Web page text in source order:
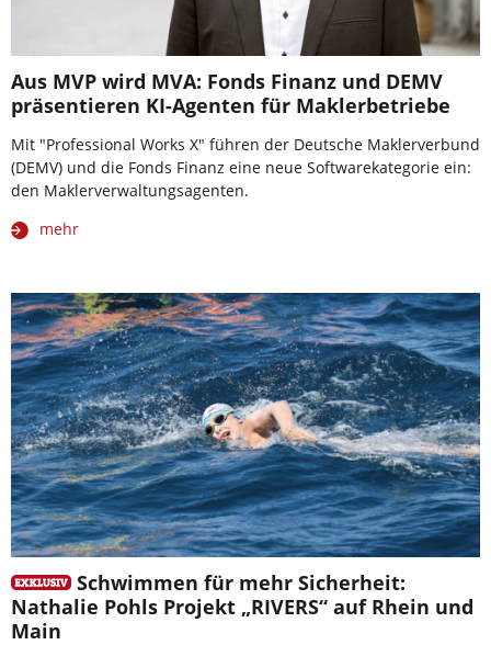
Aus MVP wird MVA: Fonds Finanz und DEMV
präsentieren KI-Agenten für Maklerbetriebe
Mit "Professional Works X" führen der Deutsche Maklerverbund
(DEMV) und die Fonds Finanz eine neue Softwarekategorie ein:
den Maklerverwaltungsagenten.
mehr
Schwimmen für mehr Sicherheit:
Nathalie Pohls Projekt „RIVERS“ auf Rhein und
Main